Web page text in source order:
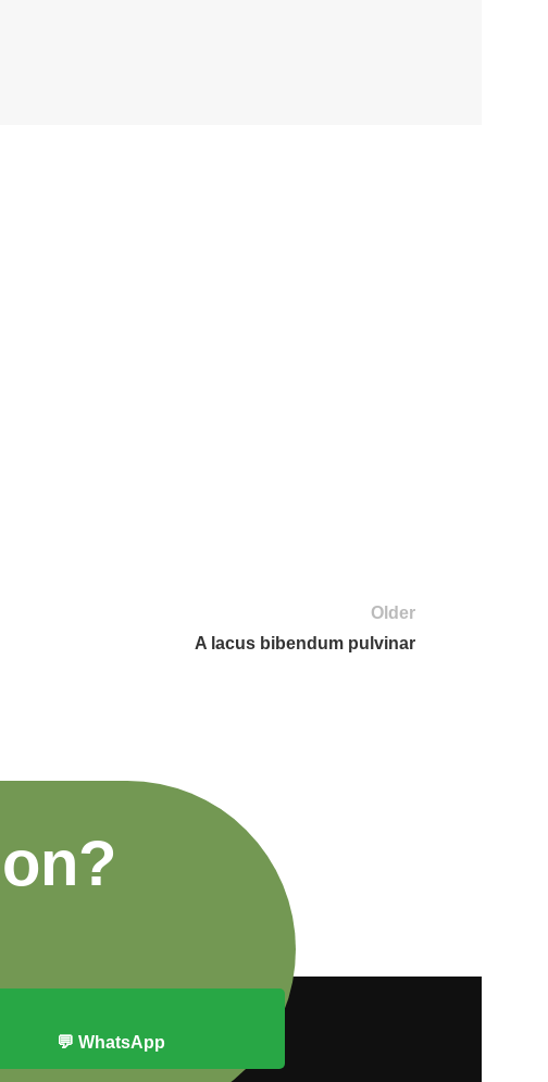
Older
A lacus bibendum pulvinar
💬 WhatsApp